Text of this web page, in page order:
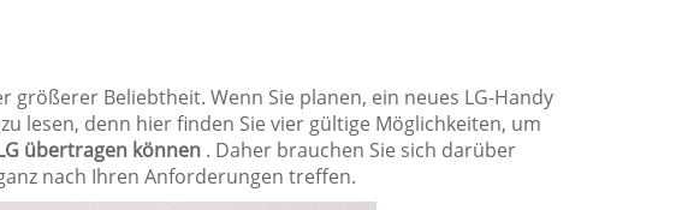
Beliebtheit. Wenn Sie planen, ein neues LG-Handy
lesen, denn hier finden Sie vier gültige Möglichkeiten, um
übertragen können . Daher brauchen Sie sich darüber
nach Ihren Anforderungen treffen.